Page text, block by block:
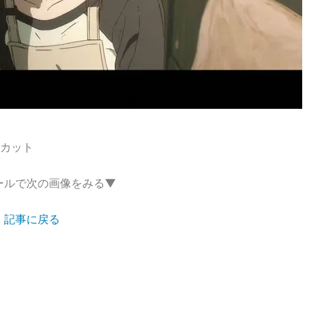
ット
で次の画像をみる▼
記事に戻る